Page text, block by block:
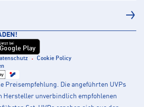
Jetzt bei
Google Play
Cookie Policy
Preisempfehlung. Die angeführten UVPs
Hersteller unverbindlich empfohlenen